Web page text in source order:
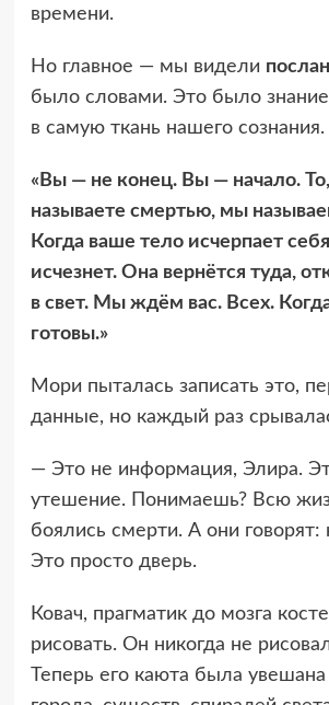
времени.
Но главное — мы видели
было словами. Это было
в самую ткань нашего сознания.
«Вы — не конец. Вы — начало.
называете смертью, мы
Когда ваше тело исчерпает
исчезнет. Она вернётся туда,
в свет. Мы ждём вас. Всех.
готовы.»
Мори пыталась записать это,
данные, но каждый раз
— Это не информация, Элира.
утешение. Понимаешь? Всю
боялись смерти. А они говорят:
Это просто дверь.
Ковач, прагматик до мозга
рисовать. Он никогда не
Теперь его каюта была увешана